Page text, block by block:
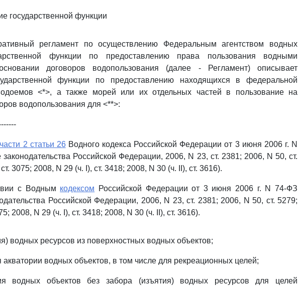
государственной функции
регламент по осуществлению Федеральным агентством водных
функции по предоставлению права пользования водными
договоров водопользования (далее - Регламент) описывает
функции по предоставлению находящихся в федеральной
<*>, а также морей или их отдельных частей в пользование на
водопользования для <**>:
части 2 статьи 26Водного кодекса Российской Федерации от 3 июня 2006 г. N
Российской Федерации, 2006, N 23, ст. 2381; 2006, N 50, ст.
3075; 2008, N 29 (ч. I), ст. 3418; 2008, N 30 (ч. II), ст. 3616).
с Водным кодексом Российской Федерации от 3 июня 2006 г. N 74-ФЗ
Российской Федерации, 2006, N 23, ст. 2381; 2006, N 50, ст. 5279;
2008, N 29 (ч. I), ст. 3418; 2008, N 30 (ч. II), ст. 3616).
водных ресурсов из поверхностных водных объектов;
акватории водных объектов, в том числе для рекреационных целей;
водных объектов без забора (изъятия) водных ресурсов для целей